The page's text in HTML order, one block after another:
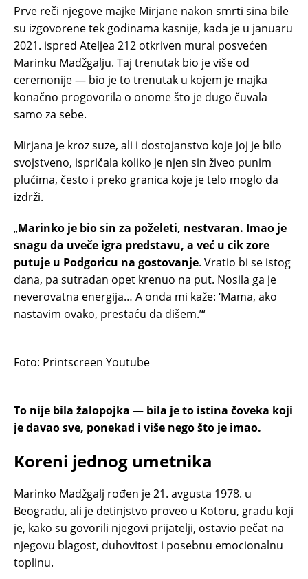
Prve reči njegove majke Mirjane nakon smrti sina bile
su izgovorene tek godinama kasnije, kada je u januaru
2021. ispred Ateljea 212 otkriven mural posvećen
Marinku Madžgalju. Taj trenutak bio je više od
ceremonije — bio je to trenutak u kojem je majka
konačno progovorila o onome što je dugo čuvala
samo za sebe.
Mirjana je kroz suze, ali i dostojanstvo koje joj je bilo
svojstveno, ispričala koliko je njen sin živeo punim
plućima, često i preko granica koje je telo moglo da
izdrži.
„Marinko je bio sin za poželeti, nestvaran. Imao je
snagu da uveče igra predstavu, a već u cik zore
putuje u Podgoricu na gostovanje. Vratio bi se istog
dana, pa sutradan opet krenuo na put. Nosila ga je
neverovatna energija… A onda mi kaže: ‘Mama, ako
nastavim ovako, prestaću da dišem.’“
Foto: Printscreen Youtube
To nije bila žalopojka — bila je to istina čoveka koji
je davao sve, ponekad i više nego što je imao.
Koreni jednog umetnika
Marinko Madžgalj rođen je 21. avgusta 1978. u
Beogradu, ali je detinjstvo proveo u Kotoru, gradu koji
je, kako su govorili njegovi prijatelji, ostavio pečat na
njegovu blagost, duhovitost i posebnu emocionalnu
toplinu.